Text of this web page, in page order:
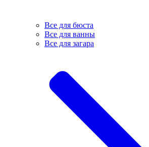
Все для бюста
Все для ванны
Все для загара